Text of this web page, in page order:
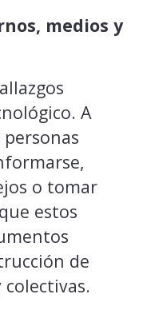
medios y
A
o tomar
estos
de